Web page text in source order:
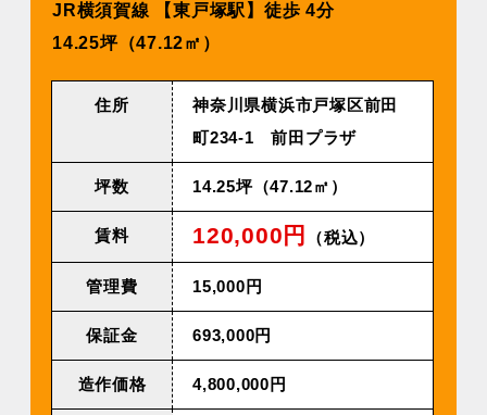
JR横須賀線 【東戸塚駅】徒歩 4分
14.25坪（47.12㎡）
住所
神奈川県横浜市戸塚区前田
町234-1 前田プラザ
坪数 14.25坪（47.12㎡）
賃料 120,000円 （税込）
管理費 15,000円
保証金 693,000円
造作価格 4,800,000円